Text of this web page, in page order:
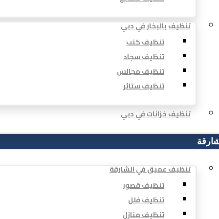
تنظيف بالبخار في دبي
تنظيف كنب
تنظيف سجاد
تنظيف مجالس
تنظيف ستائر
تنظيف خزانات في دبي
تنظيف عميق في الشارقة
تنظيف قصور
تنظيف فلل
تنظيف منازل